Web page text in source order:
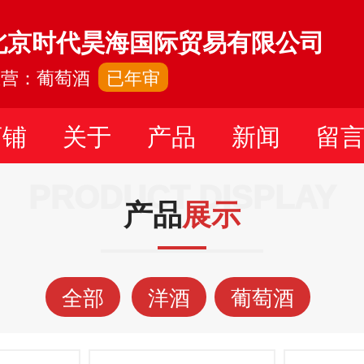
京时代昊海国际贸易有限公司
：葡萄酒 已年审
关于 产品 新闻 留言
PRODUCT DISPLAY
产品展示
全部 洋酒 葡萄酒